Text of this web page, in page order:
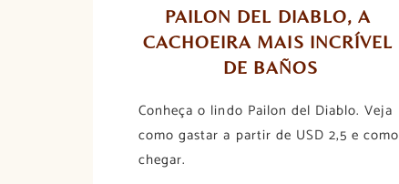
PAILON DEL DIABLO, A
CACHOEIRA MAIS INCRÍVEL
DE BAÑOS
Conheça o lindo Pailon del Diablo. Veja
como gastar a partir de USD 2,5 e como
chegar.